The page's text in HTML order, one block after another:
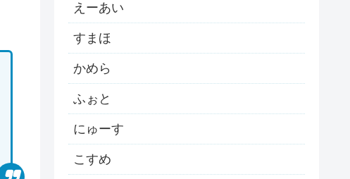
えーあい
すまほ
かめら
ふぉと
にゅーす
こすめ